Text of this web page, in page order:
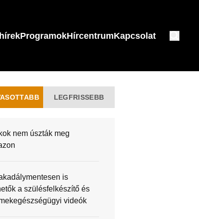
ProgramokHírcentrumKapcsolat
LEGFRISSEBB
nem úszták meg
is
a szülésfelkészítő és
videók